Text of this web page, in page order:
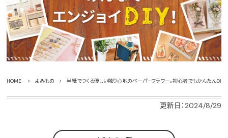
HOME よみもの 半紙でつくる優しい触り心地のペーパーフラワー。初心者でもかんたんDIY
更新日：2024/8/29